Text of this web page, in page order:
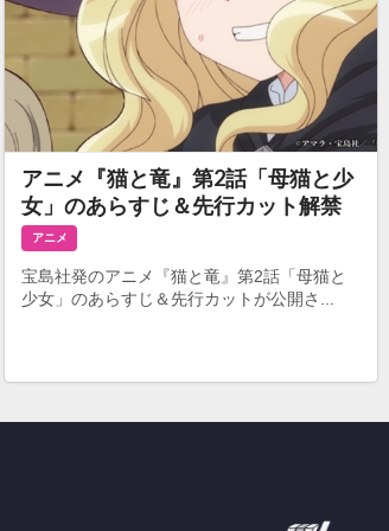
アニメ『猫と竜』第2話「母猫と少
女」のあらすじ＆先行カット解禁
アニメ
宝島社発のアニメ『猫と竜』第2話「母猫と
少女」のあらすじ＆先行カットが公開さ...